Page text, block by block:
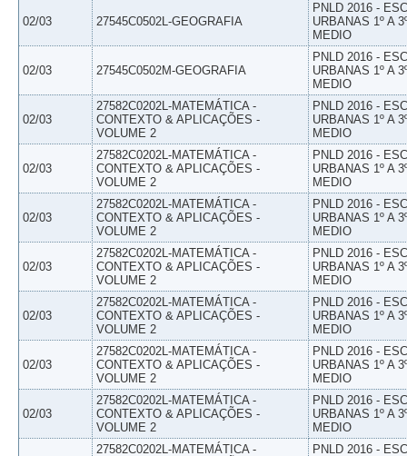
02/03 27545C0502L-GEOGRAFIA
PNLD 2016 -
URBANAS 1º A
MEDIO
02/03 27545C0502M-GEOGRAFIA
PNLD 2016 -
URBANAS 1º A
MEDIO
02/03
27582C0202L-MATEMÁTICA -
CONTEXTO & APLICAÇÕES -
VOLUME 2
PNLD 2016 -
URBANAS 1º A
MEDIO
02/03
27582C0202L-MATEMÁTICA -
CONTEXTO & APLICAÇÕES -
VOLUME 2
PNLD 2016 -
URBANAS 1º A
MEDIO
02/03
27582C0202L-MATEMÁTICA -
CONTEXTO & APLICAÇÕES -
VOLUME 2
PNLD 2016 -
URBANAS 1º A
MEDIO
02/03
27582C0202L-MATEMÁTICA -
CONTEXTO & APLICAÇÕES -
VOLUME 2
PNLD 2016 -
URBANAS 1º A
MEDIO
02/03
27582C0202L-MATEMÁTICA -
CONTEXTO & APLICAÇÕES -
VOLUME 2
PNLD 2016 -
URBANAS 1º A
MEDIO
02/03
27582C0202L-MATEMÁTICA -
CONTEXTO & APLICAÇÕES -
VOLUME 2
PNLD 2016 -
URBANAS 1º A
MEDIO
02/03
27582C0202L-MATEMÁTICA -
CONTEXTO & APLICAÇÕES -
VOLUME 2
PNLD 2016 -
URBANAS 1º A
MEDIO
27582C0202L-MATEMÁTICA -
PNLD 2016 -